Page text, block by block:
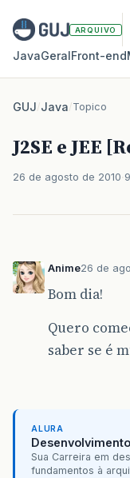
ARQUIVO
JavaGeralFront‑end
GUJ/Java/Topico
J2SE e JEE
26 de agosto de 2010
Anime26 de
Bom dia!
Quero
saber se é
ALURA
Sua Carreira em
fundamentos à